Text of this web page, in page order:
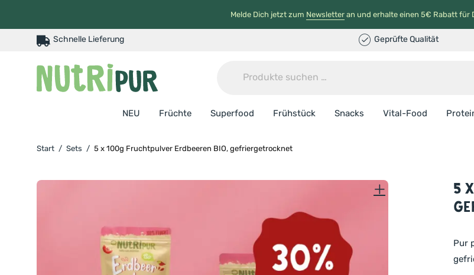
Melde Dich jetzt zum Newsletteran und erhalte einen 5€ Rabatt für
Schnelle Lieferung Geprüfte Qualität
NEU Früchte Superfood Frühstück Snacks Vital-Food
Start / Sets / 5 x 100g Fruchtpulver Erdbeeren BIO, gefriergetrocknet
5
Pur